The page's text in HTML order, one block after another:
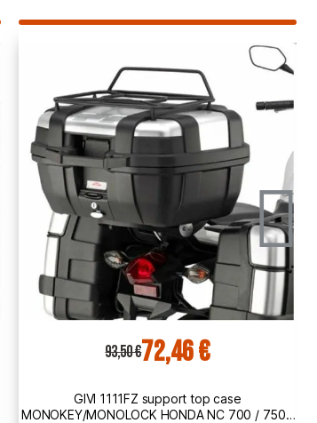
150,00 €116,25 €
GIVI 1132FZ support top case
MONOKEY/MONOLOCK HONDA VFR 800 F /